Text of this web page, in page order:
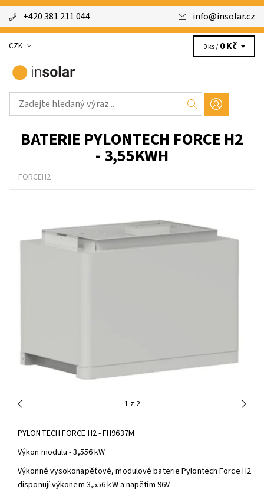
+420 381 211 044 info@insolar.cz
CZK 0 ks / 0 Kč
BATERIE PYLONTECH FORCE H2
- 3,55KWH
FORCEH2
1 z 2
PYLONTECH FORCE H2 - FH9637M
Výkon modulu - 3,556 kW
Výkonné vysokonapěťové, modulové baterie Pylontech Force H2
disponují výkonem 3,556 kW a napětím 96V.